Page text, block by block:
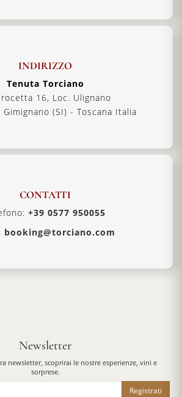
INDIRIZZO
Tenuta Torciano
16, Loc. Ulignano
Gimignano (SI) - Toscana Italia
CONTATTI
+39 0577 950055
booking@torciano.com
Newsletter
newsletter, scoprirai le nostre esperienze, vini e
sorprese.
Registrati